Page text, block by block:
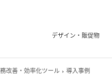
デザイン・販促物
改善・効率化ツール 導入事例